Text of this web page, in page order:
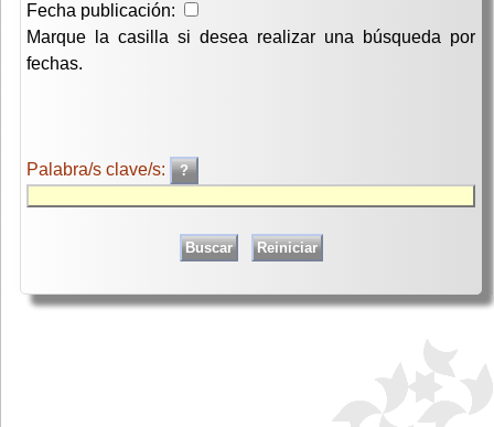
Fecha publicación:
Marque la casilla si desea realizar una búsqueda por
fechas.
Palabra/s clave/s: